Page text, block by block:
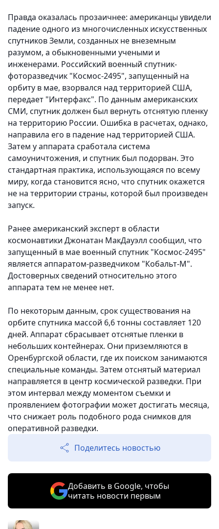
Правда оказалась прозаичнее: американцы увидели
падение одного из многочисленных искусственных
спутников Земли, созданных не внеземным
разумом, а обыкновенными учеными и
инженерами. Российский военный спутник-
фоторазведчик "Космос-2495", запущенный на
орбиту в мае, взорвался над территорией США,
передает "Интерфакс". По данным американских
СМИ, спутник должен был вернуть отснятую пленку
на территорию России. Ошибка в расчетах, однако,
направила его в падение над территорией США.
Затем у аппарата сработала система
самоуничтожения, и спутник был подорван. Это
стандартная практика, использующаяся по всему
миру, когда становится ясно, что спутник окажется
не на территории страны, которой был произведен
запуск.
Ранее американский эксперт в области
космонавтики Джонатан МакДауэлл сообщил, что
запущенный в мае военный спутник "Космос-2495"
является аппаратом-разведчиком "Кобальт-М".
Достоверных сведений относительно этого
аппарата тем не менее нет.
По некоторым данным, срок существования на
орбите спутника массой 6,6 тонны составляет 120
дней. Аппарат сбрасывает отснятые пленки в
небольших контейнерах. Они приземляются в
Оренбургской области, где их поиском занимаются
специальные команды. Затем отснятый материал
направляется в центр космической разведки. При
этом интервал между моментом съемки и
проявлением фотографии может достигать месяца,
что снижает роль подобного рода снимков для
оперативной разведки.
Поделитесь новостью
Добавить в Google, чтобы
читать новости первым